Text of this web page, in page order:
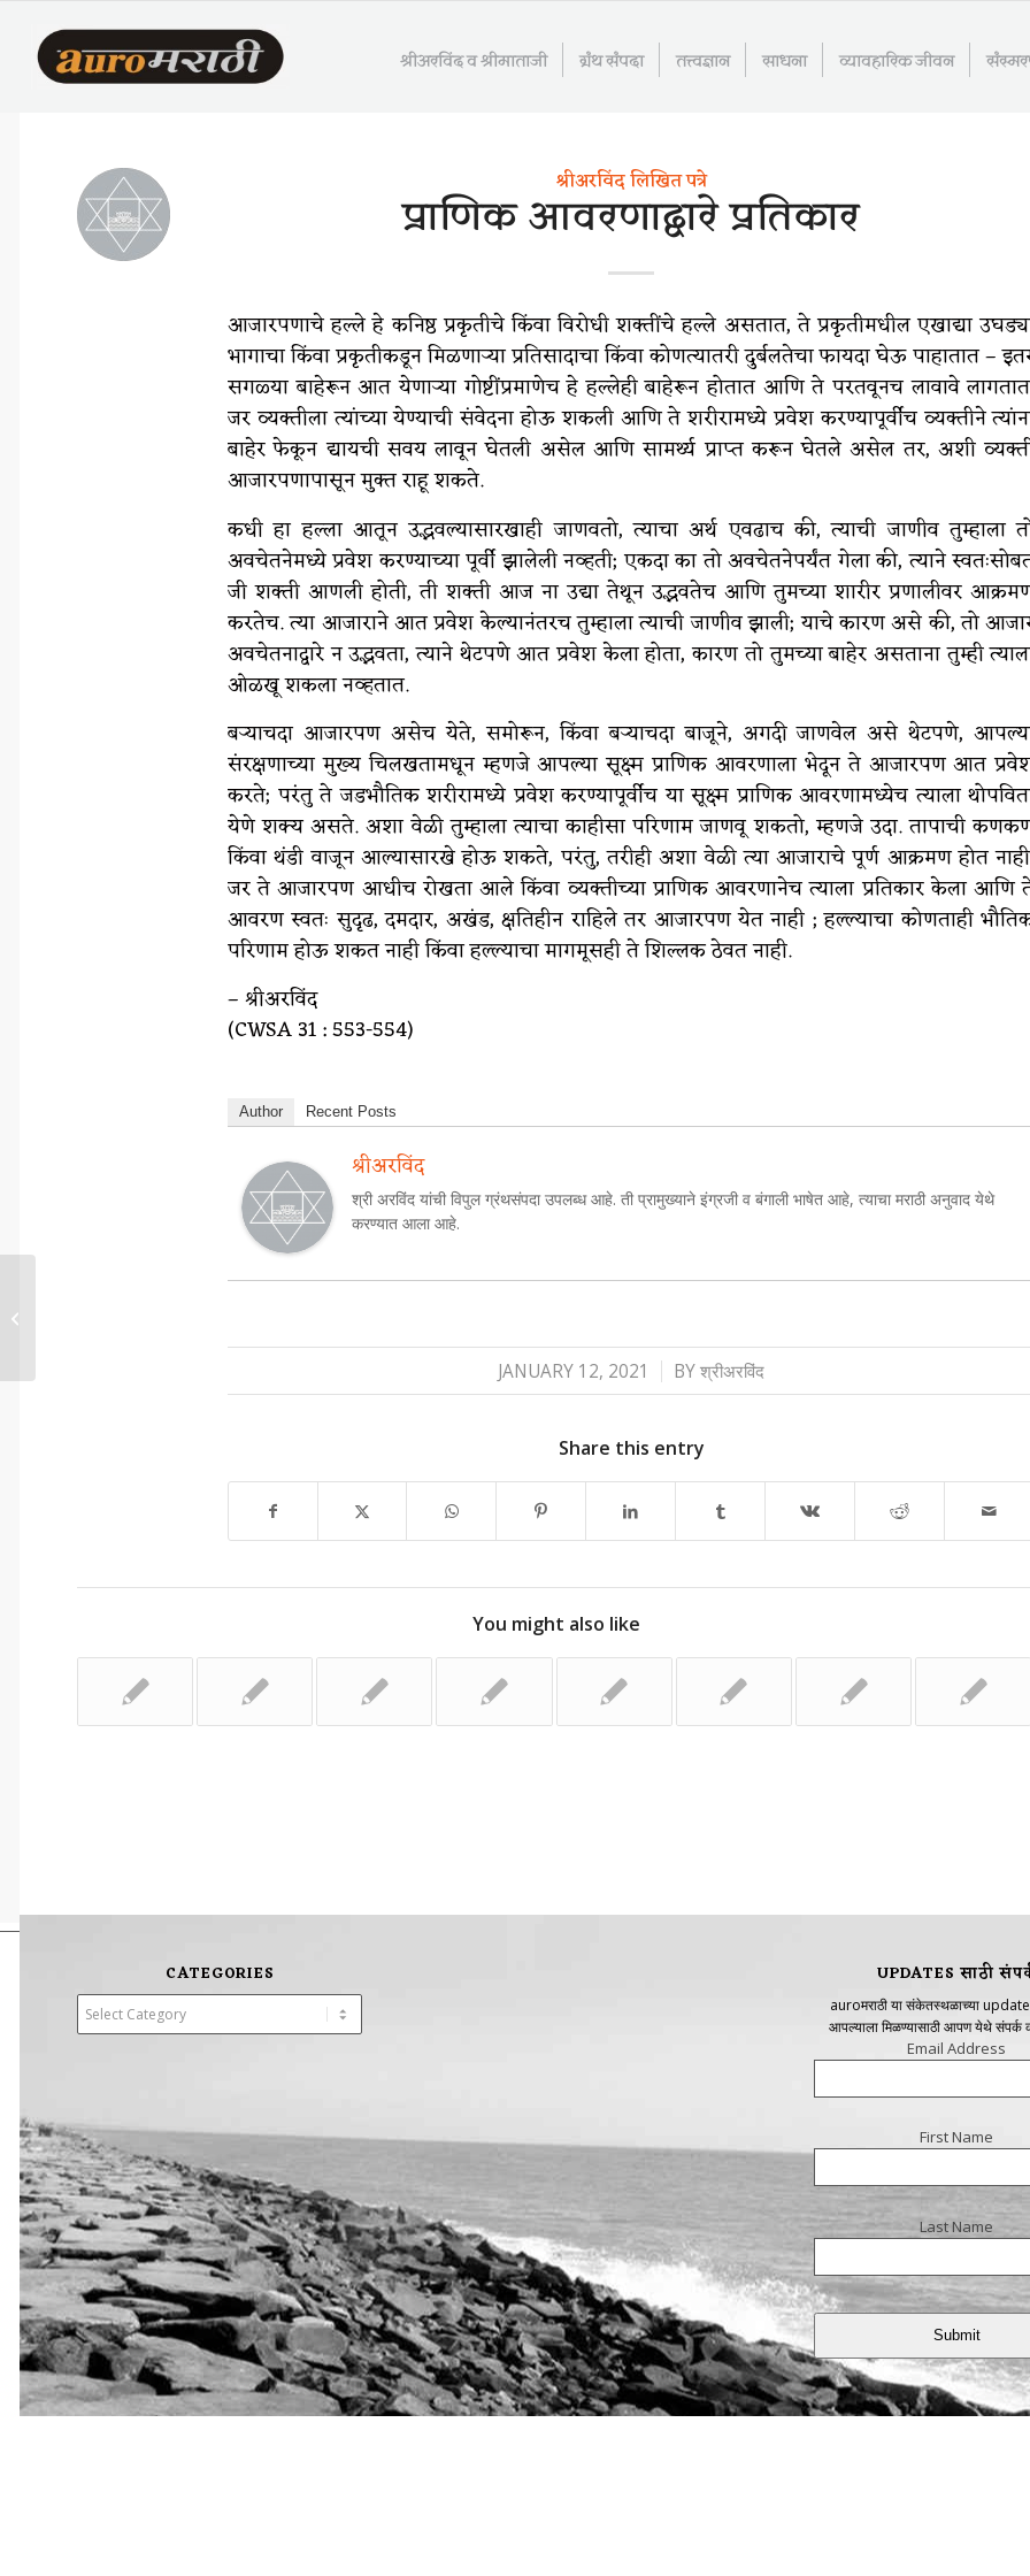
श्रीअरविंद व श्रीमाताजी ग्रंथ संपदा तत्त्वज्ञान साधना व्यावहारिक जीवन
श्रीअरविंद लिखित पत्रे
प्राणिक आवरणाद्वारे प्रतिकार
आजारपणाचे हल्ले हे कनिष्ठ प्रकृतीचे किंवा विरोधी शक्तींचे हल्ले असतात, ते प्रकृतीमधील एखाद्या
भागाचा किंवा प्रकृतीकडून मिळणाऱ्या प्रतिसादाचा किंवा कोणत्यातरी दुर्बलतेचा फायदा घेऊ पाहातात –
सगळ्या बाहेरून आत येणाऱ्या गोष्टींप्रमाणेच हे हल्लेही बाहेरून होतात आणि ते परतवूनच लावावे
जर व्यक्तीला त्यांच्या येण्याची संवेदना होऊ शकली आणि ते शरीरामध्ये प्रवेश करण्यापूर्वीच व्यक्तीने
बाहेर फेकून द्यायची सवय लावून घेतली असेल आणि सामर्थ्य प्राप्त करून घेतले असेल तर, अशी
आजारपणापासून मुक्त राहू शकते.
कधी हा हल्ला आतून उद्भवल्यासारखाही जाणवतो, त्याचा अर्थ एवढाच की, त्याची जाणीव तुम्हाला
अवचेतनेमध्ये प्रवेश करण्याच्या पूर्वी झालेली नव्हती; एकदा का तो अवचेतनेपर्यंत गेला की, त्याने
जी शक्ती आणली होती, ती शक्ती आज ना उद्या तेथून उद्भवतेच आणि तुमच्या शारीर प्रणालीवर
करतेच. त्या आजाराने आत प्रवेश केल्यानंतरच तुम्हाला त्याची जाणीव झाली; याचे कारण असे की, तो
अवचेतनाद्वारे न उद्भवता, त्याने थेटपणे आत प्रवेश केला होता, कारण तो तुमच्या बाहेर असताना तुम्ही
ओळखू शकला नव्हतात.
बऱ्याचदा आजारपण असेच येते, समोरून, किंवा बऱ्याचदा बाजूने, अगदी जाणवेल असे थेटपणे,
संरक्षणाच्या मुख्य चिलखतामधून म्हणजे आपल्या सूक्ष्म प्राणिक आवरणाला भेदून ते आजारपण आत
करते; परंतु ते जडभौतिक शरीरामध्ये प्रवेश करण्यापूर्वीच या सूक्ष्म प्राणिक आवरणामध्येच त्याला
येणे शक्य असते. अशा वेळी तुम्हाला त्याचा काहीसा परिणाम जाणवू शकतो, म्हणजे उदा. तापाची
किंवा थंडी वाजून आल्यासारखे होऊ शकते, परंतु, तरीही अशा वेळी त्या आजाराचे पूर्ण आक्रमण होत
जर ते आजारपण आधीच रोखता आले किंवा व्यक्तीच्या प्राणिक आवरणानेच त्याला प्रतिकार केला आणि
आवरण स्वतः सुदृढ, दमदार, अखंड, क्षतिहीन राहिले तर आजारपण येत नाही ; हल्ल्याचा कोणताही
परिणाम होऊ शकत नाही किंवा हल्ल्याचा मागमूसही ते शिल्लक ठेवत नाही.
– श्रीअरविंद
(CWSA 31 : 553-554)
Author Recent Posts
श्रीअरविंद
श्री अरविंद यांची विपुल ग्रंथसंपदा उपलब्ध आहे. ती प्रामुख्याने इंग्रजी व बंगाली भाषेत आहे, त्याचा मराठी अनुवाद येथे
करण्यात आला आहे.
JANUARY 12, 2021
/ BYश्रीअरविंद
Share this entry
You might also like
CATEGORIES UPDATES साठी
auroमराठी या संकेतस्थळाच्या
आपल्याला मिळण्यासाठी आपण येथे
Email Address
First Name
Last Name
Submit